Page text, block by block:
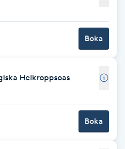
Boka
Helkroppsoas
Boka